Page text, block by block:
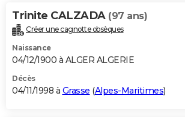
Trinite CALZADA (97 ans)
Créer une cagnotte obsèques
Naissance
04/12/1900 à ALGER ALGERIE
Décès
04/11/1998 à Grasse (Alpes-Maritimes)